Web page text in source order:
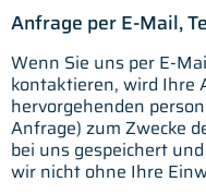
Anfrage per E-Mail,
Wenn Sie uns per E-
kontaktieren, wird Ihre
hervorgehenden
Anfrage) zum Zwecke
bei uns gespeichert
wir nicht ohne Ihre